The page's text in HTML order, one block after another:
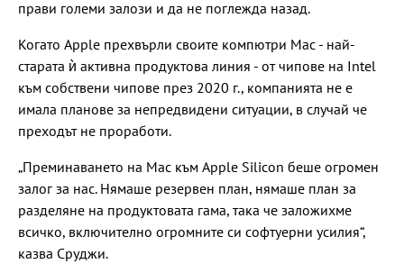
прави големи залози и да не поглежда назад.
Когато Apple прехвърли своите компютри Mac - най-
старата ѝ активна продуктова линия - от чипове на Intel
към собствени чипове през 2020 г., компанията не е
имала планове за непредвидени ситуации, в случай че
преходът не проработи.
„Преминаването на Mac към Apple Silicon беше огромен
залог за нас. Нямаше резервен план, нямаше план за
разделяне на продуктовата гама, така че заложихме
всичко, включително огромните си софтуерни усилия“,
казва Сруджи.